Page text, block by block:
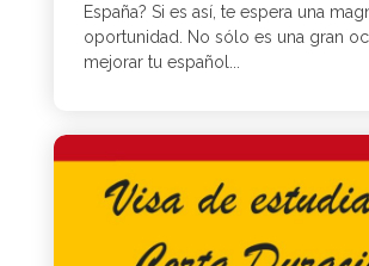
España? Si es así, te espera una
oportunidad. No sólo es una gran
mejorar tu español...